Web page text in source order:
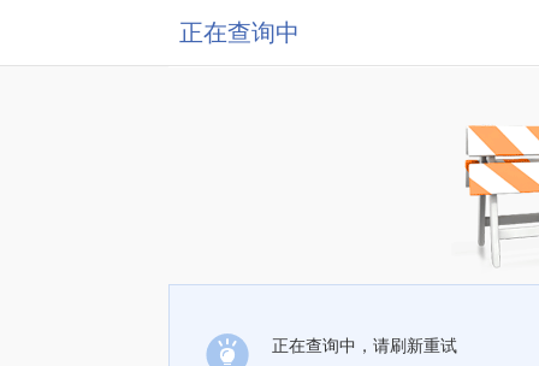
正在查询中
正在查询中，请刷新重试